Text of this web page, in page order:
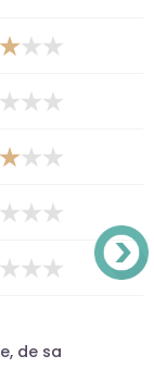
de sa